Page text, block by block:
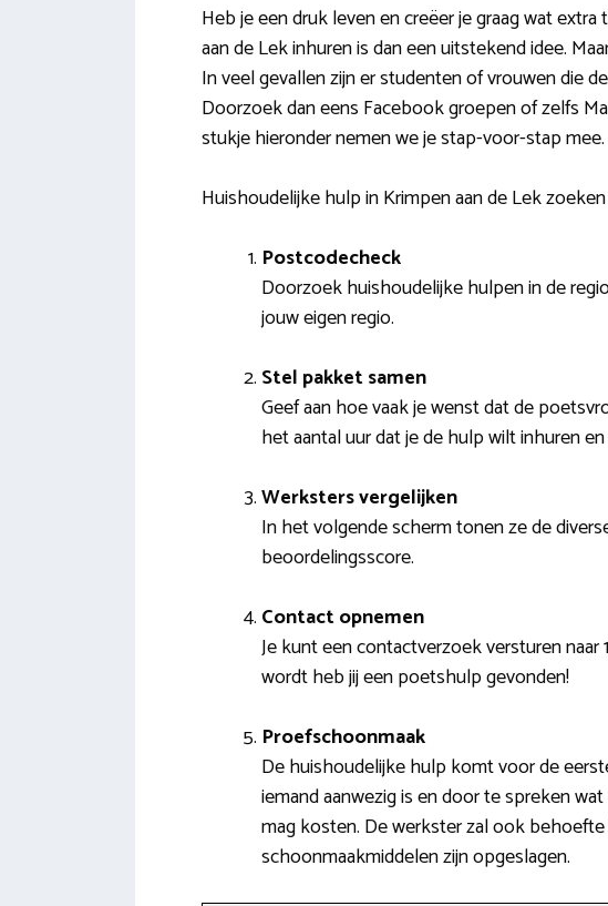
Heb je een druk leven en creëer je graag wat
aan de Lek inhuren is dan een uitstekend idee.
In veel gevallen zijn er studenten of vrouwen die
Doorzoek dan eens Facebook groepen of zelfs
stukje hieronder nemen we je stap-voor-stap mee.
Huishoudelijke hulp in Krimpen aan de Lek zoeken
Postcodecheck
Doorzoek huishoudelijke hulpen in de
jouw eigen regio.
Stel pakket samen
Geef aan hoe vaak je wenst dat de
het aantal uur dat je de hulp wilt inhuren
Werksters vergelijken
In het volgende scherm tonen ze de
beoordelingsscore.
Contact opnemen
Je kunt een contactverzoek versturen
wordt heb jij een poetshulp gevonden!
Proefschoonmaak
De huishoudelijke hulp komt voor de
iemand aanwezig is en door te spreken
mag kosten. De werkster zal ook
schoonmaakmiddelen zijn opgeslagen.